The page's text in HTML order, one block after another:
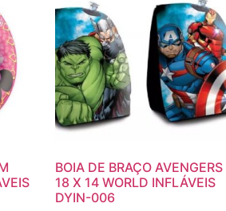
BOIA DE BRAÇO AVENGERS
18 X 14 WORLD INFLÁVEIS
DYIN-006